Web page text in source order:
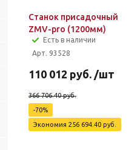
Станок присадочный
ZMV-pro (1200мм)
Есть в наличии
Арт. 93528
110 012 руб. /шт
366 706.40руб.
-70%
Экономия 256 694.40 руб.